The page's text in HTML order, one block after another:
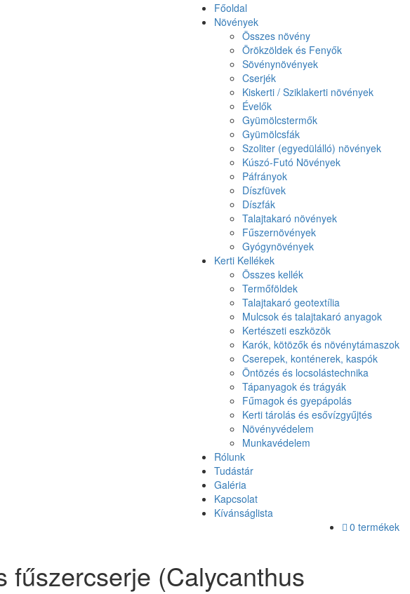
Főoldal
Növények
Összes növény
Örökzöldek és Fenyők
Sövénynövények
Cserjék
Kiskerti / Sziklakerti növények
Évelők
Gyümölcstermők
Gyümölcsfák
Szoliter (egyedülálló) növények
Kúszó-Futó Növények
Páfrányok
Díszfüvek
Díszfák
Talajtakaró növények
Fűszernövények
Gyógynövények
Kerti Kellékek
Összes kellék
Termőföldek
Talajtakaró geotextília
Mulcsok és talajtakaró anyagok
Kertészeti eszközök
Karók, kötözők és növénytámaszok
Cserepek, konténerek, kaspók
Öntözés és locsolástechnika
Tápanyagok és trágyák
Fűmagok és gyepápolás
Kerti tárolás és esővízgyűjtés
Növényvédelem
Munkavédelem
Rólunk
Tudástár
Galéria
Kapcsolat
Kívánságlista
0 termékek
fűszercserje (Calycanthus